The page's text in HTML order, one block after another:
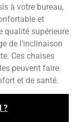
à votre bureau,
et
qualité supérieure
de l’inclinaison
Ces chaises
peuvent faire
et de santé.
?